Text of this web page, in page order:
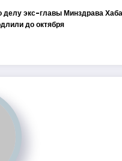
делу экс-главы Минздрава
до октября